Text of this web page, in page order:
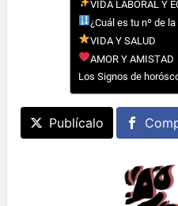
VIDA LABORAL Y
¿Cuál es tu nº de
VIDA Y SALUD
AMOR Y AMISTAD
Los Signos de
Publícalo